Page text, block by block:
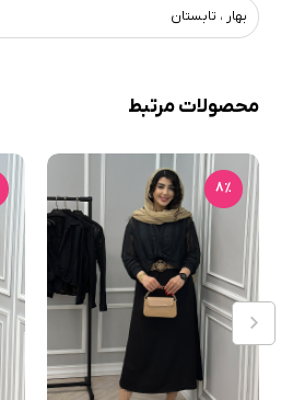
بهار ، تابستان
محصولات مرتبط
8٪